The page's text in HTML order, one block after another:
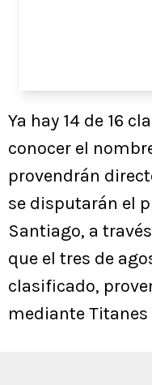
Ya hay 14 de 16
conocer el
provendrán
se disputarán el
Santiago, a
que el tres de
clasificado,
mediante